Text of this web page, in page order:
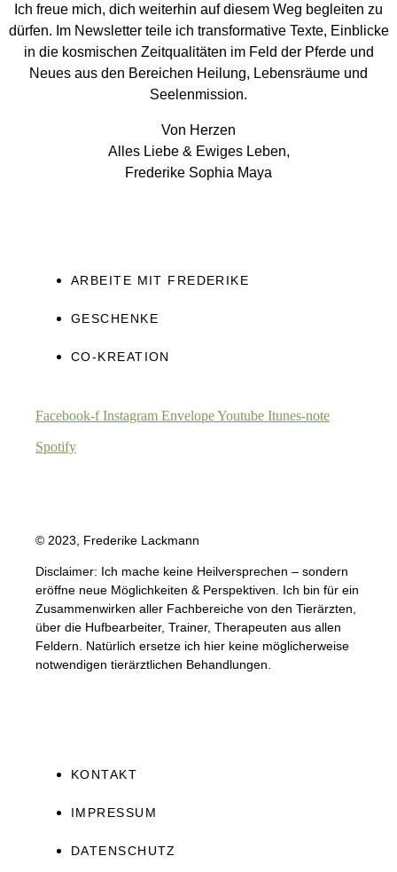
Ich freue mich, dich weiterhin auf diesem Weg begleiten zu
dürfen. Im Newsletter teile ich transformative Texte, Einblicke
in die kosmischen Zeitqualitäten im Feld der Pferde und
Neues aus den Bereichen Heilung, Lebensräume und
Seelenmission.
Von Herzen
Alles Liebe & Ewiges Leben,
Frederike Sophia Maya
ARBEITE MIT FREDERIKE
GESCHENKE
CO-KREATION
Facebook-f Instagram EnvelopeYoutube Itunes-note
Spotify
© 2023, Frederike Lackmann
Disclaimer: Ich mache keine Heilversprechen – sondern
eröffne neue Möglichkeiten & Perspektiven. Ich bin für ein
Zusammenwirken aller Fachbereiche von den Tierärzten,
über die Hufbearbeiter, Trainer, Therapeuten aus allen
Feldern. Natürlich ersetze ich hier keine möglicherweise
notwendigen tierärztlichen Behandlungen.
KONTAKT
IMPRESSUM
DATENSCHUTZ